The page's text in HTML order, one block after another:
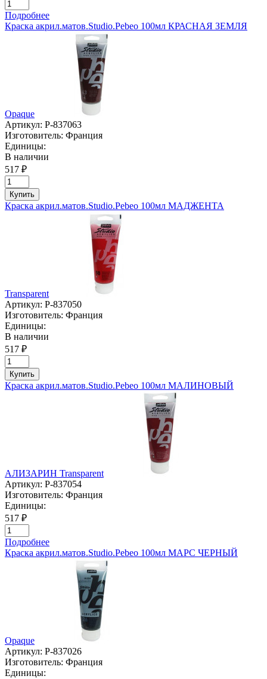
Подробнее
Краска акрил.матов.Studio.Pebeo 100мл КРАСНАЯ ЗЕМЛЯ
Opaque
Артикул: P-837063
Изготовитель: Франция
Единицы:
В наличии
517 ₽
Купить
Краска акрил.матов.Studio.Pebeo 100мл МАДЖЕНТА
Transparent
Артикул: P-837050
Изготовитель: Франция
Единицы:
В наличии
517 ₽
Купить
Краска акрил.матов.Studio.Pebeo 100мл МАЛИНОВЫЙ
АЛИЗАРИН Transparent
Артикул: P-837054
Изготовитель: Франция
Единицы:
517 ₽
Подробнее
Краска акрил.матов.Studio.Pebeo 100мл МАРС ЧЕРНЫЙ
Opaque
Артикул: P-837026
Изготовитель: Франция
Единицы: